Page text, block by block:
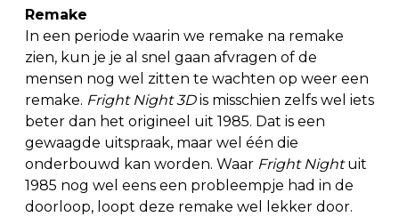
Remake
In een periode waarin we remake na remake
zien, kun je je al snel gaan afvragen of de
mensen nog wel zitten te wachten op weer een
remake. Fright Night 3Dis misschien zelfs wel iets
beter dan het origineel uit 1985. Dat is een
gewaagde uitspraak, maar wel één die
onderbouwd kan worden. Waar Fright Nightuit
1985 nog wel eens een probleempje had in de
doorloop, loopt deze remake wel lekker door.